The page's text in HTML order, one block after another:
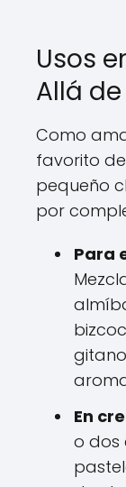
Usos
Allá
Como
favorito
pequeño
por
Para
En
o dos